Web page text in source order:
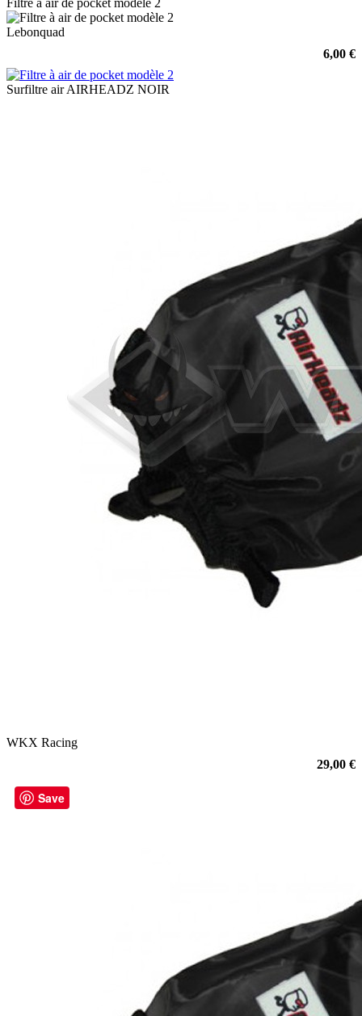
Filtre à air de pocket modèle 2
Lebonquad
6,00 €
Surfiltre air AIRHEADZ NOIR
WKX Racing
29,00 €
Save